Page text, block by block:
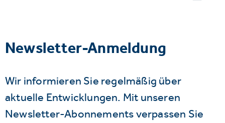
Newsletter-Anmeldung
Wir informieren Sie regelmäßig über
aktuelle Entwicklungen. Mit unseren
Newsletter-Abonnements verpassen Sie